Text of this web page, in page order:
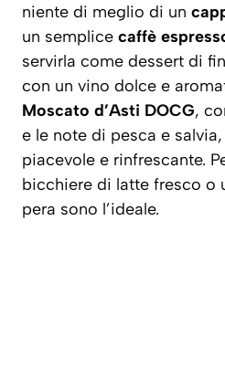
niente di meglio di un
un semplice caffè
servirla come dessert di
con un vino dolce e
Moscato d’Asti DOCG,
e le note di pesca e
piacevole e rinfrescante.
bicchiere di latte fresco o
pera sono l’ideale.